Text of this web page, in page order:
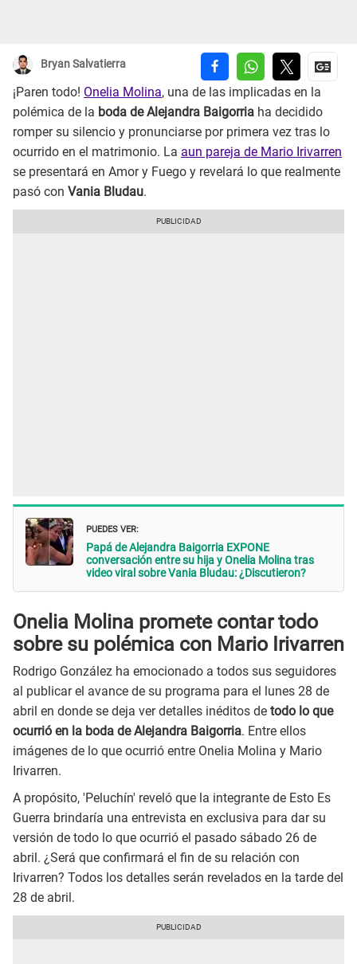
Bryan Salvatierra
¡Paren todo! Onelia Molina, una de las implicadas en la
polémica de la boda de Alejandra Baigorria ha decidido
romper su silencio y pronunciarse por primera vez tras lo
ocurrido en el matrimonio. La aun pareja de Mario Irivarren
se presentará en Amor y Fuego y revelará lo que realmente
pasó con Vania Bludau.
PUEDES VER:
Papá de Alejandra Baigorria EXPONE
conversación entre su hija y Onelia Molina tras
video viral sobre Vania Bludau: ¿Discutieron?
Onelia Molina promete contar todo
sobre su polémica con Mario Irivarren
Rodrigo González ha emocionado a todos sus seguidores
al publicar el avance de su programa para el lunes 28 de
abril en donde se deja ver detalles inéditos de todo lo que
ocurrió en la boda de Alejandra Baigorria. Entre ellos
imágenes de lo que ocurrió entre Onelia Molina y Mario
Irivarren.
A propósito, 'Peluchín' reveló que la integrante de Esto Es
Guerra brindaría una entrevista en exclusiva para dar su
versión de todo lo que ocurrió el pasado sábado 26 de
abril. ¿Será que confirmará el fin de su relación con
Irivarren? Todos los detalles serán revelados en la tarde del
28 de abril.